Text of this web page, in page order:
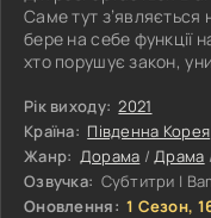
Саме тут з’являється
бере на себе функції
хто порушує закон,
то бере ситуацію у
нечесних. Цим йому
народного героя.
повністю. Він
Чон Сон
Рік виходу: 2021
Країна: Південна Корея
Жанр: Дорама /Драма
Озвучка: Субтитри |
Оновлення: 1 Сезон,